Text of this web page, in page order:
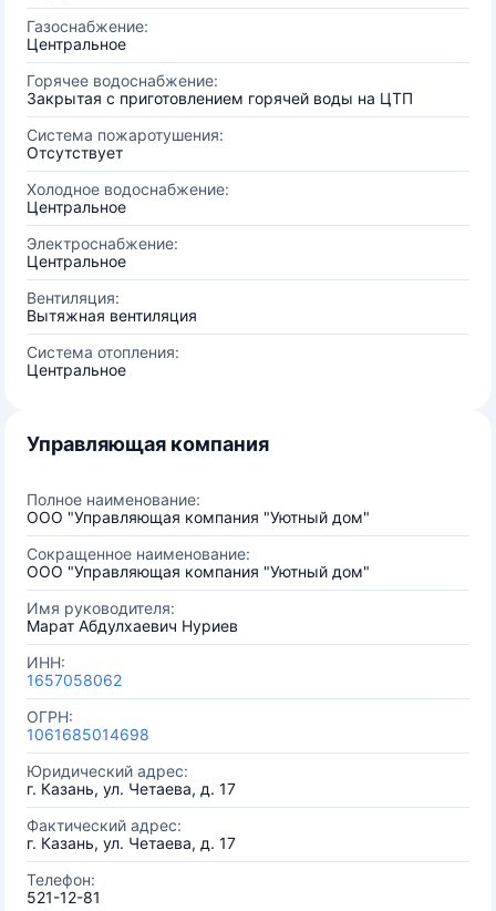
Газоснабжение:
Центральное
Горячее водоснабжение:
Закрытая с приготовлением горячей воды на ЦТП
Система пожаротушения:
Отсутствует
Холодное водоснабжение:
Центральное
Электроснабжение:
Центральное
Вентиляция:
Вытяжная вентиляция
Система отопления:
Центральное
Управляющая компания
Полное наименование:
ООО "Управляющая компания "Уютный дом"
Сокращенное наименование:
ООО "Управляющая компания "Уютный дом"
Имя руководителя:
Марат Абдулхаевич Нуриев
ИНН:
1657058062
ОГРН:
1061685014698
Юридический адрес:
г. Казань, ул. Четаева, д. 17
Фактический адрес:
г. Казань, ул. Четаева, д. 17
Телефон:
521-12-81